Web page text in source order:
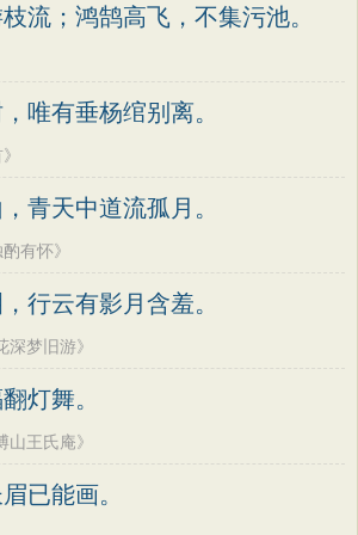
流；鸿鹄高飞，不集污池。
唯有垂杨绾别离。
青天中道流孤月。
有怀》
行云有影月含羞。
梦旧游》
灯舞。
王氏庵》
已能画。